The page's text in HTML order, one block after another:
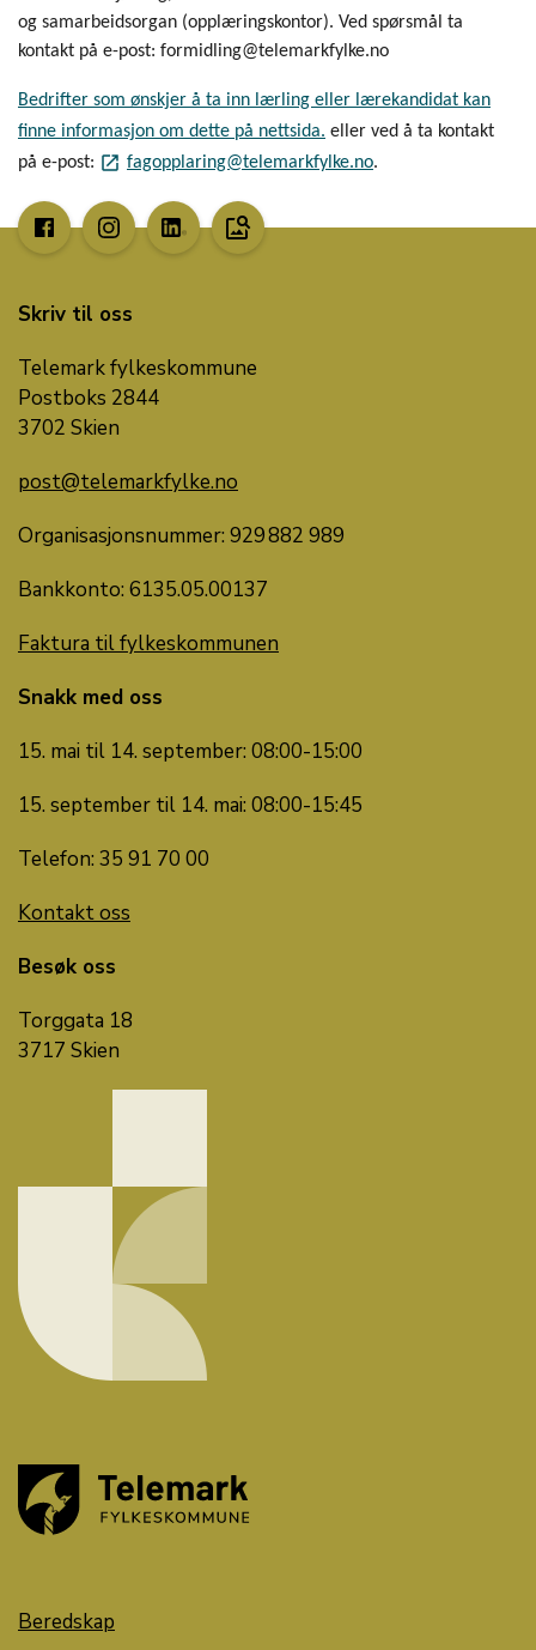
og samarbeidsorgan (opplæringskontor). Ved spørsmål ta
kontakt på e-post: formidling@telemarkfylke.no
Bedrifter som ønskjer å ta inn lærling eller lærekandidat kan
finne informasjon om dette på nettsida. eller ved å ta kontakt
på e-post: launch fagopplaring@telemarkfylke.no.
image_search
Skriv til oss
Telemark fylkeskommune
Postboks 2844
3702 Skien
post@telemarkfylke.no
Organisasjonsnummer: 929 882 989
Bankkonto: 6135.05.00137
Faktura til fylkeskommunen
Snakk med oss
15. mai til 14. september: 08:00-15:00
15. september til 14. mai: 08:00-15:45
Telefon: 35 91 70 00
Kontakt oss
Besøk oss
Torggata 18
3717 Skien
Beredskap